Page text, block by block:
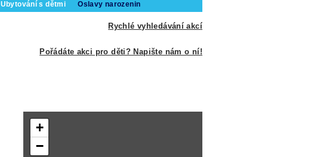
Ubytování s dětmi Oslavy narozenin
Rychlé vyhledávání akcí
Pořádáte akci pro děti? Napište nám o ní!
+
−